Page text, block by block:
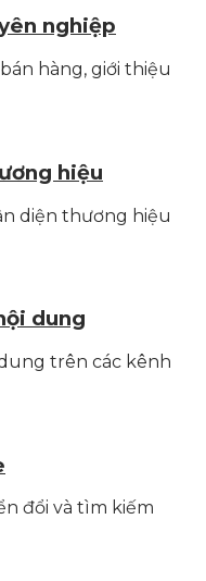
nghiệp
hàng, giới thiệu
hiệu
diện thương hiệu
dung
trên các kênh
đổi và tìm kiếm